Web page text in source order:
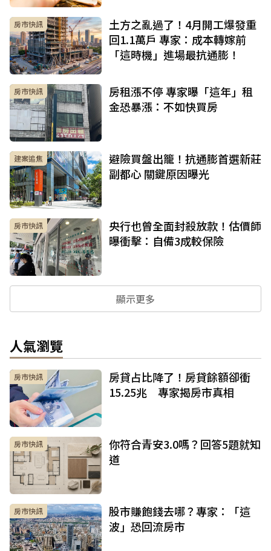
房市快訊
土方之亂過了！4月開工爆發重
回1.1萬戶 專家：成本轉嫁前
「這時機」進場最抗通膨！
房市快訊
房租漲不停 專家曝「這年」租
金恐暴漲：不如快買房
建案追焦
避險買盤出籠！抗通膨首選新莊
副都心 關鍵原因曝光
房市快訊
央行也曾全面封殺放款！估價師
曝衝擊：自備3成較保險
顯示更多
人氣瀏覽
房市快訊
房貸占比降了！房貸餘額卻衝
15.25兆 專家揭房市真相
房市快訊
你符合青安3.0嗎？回答5題就知
道
房市快訊
股市賺飽錢去哪？專家：「這
波」恐回流房市